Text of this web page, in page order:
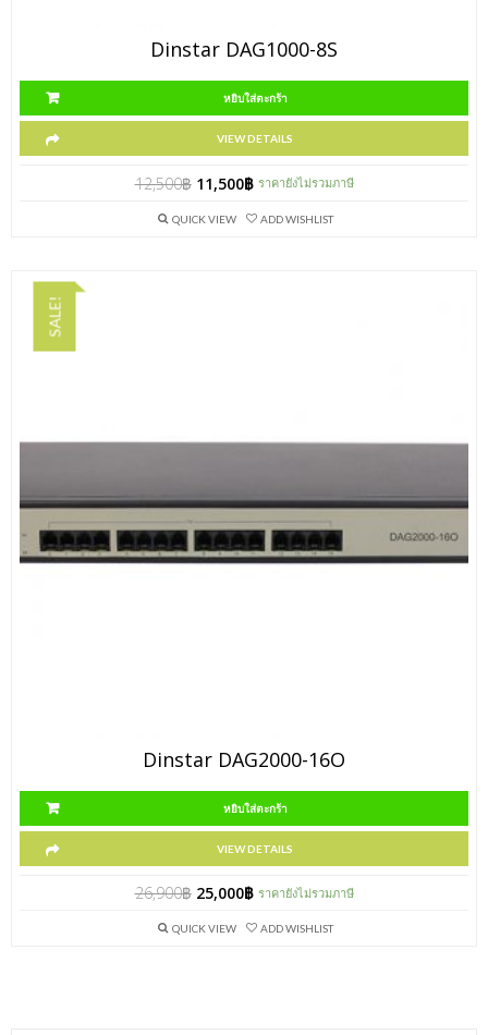
Dinstar DAG1000-8S
หยิบใส่ตะกร้า
VIEW DETAILS
12,500฿ 11,500฿ ราคายังไม่รวมภาษี
QUICK VIEW ADD WISHLIST
SALE!
Dinstar DAG2000-16O
หยิบใส่ตะกร้า
VIEW DETAILS
26,900฿ 25,000฿ ราคายังไม่รวมภาษี
QUICK VIEW ADD WISHLIST